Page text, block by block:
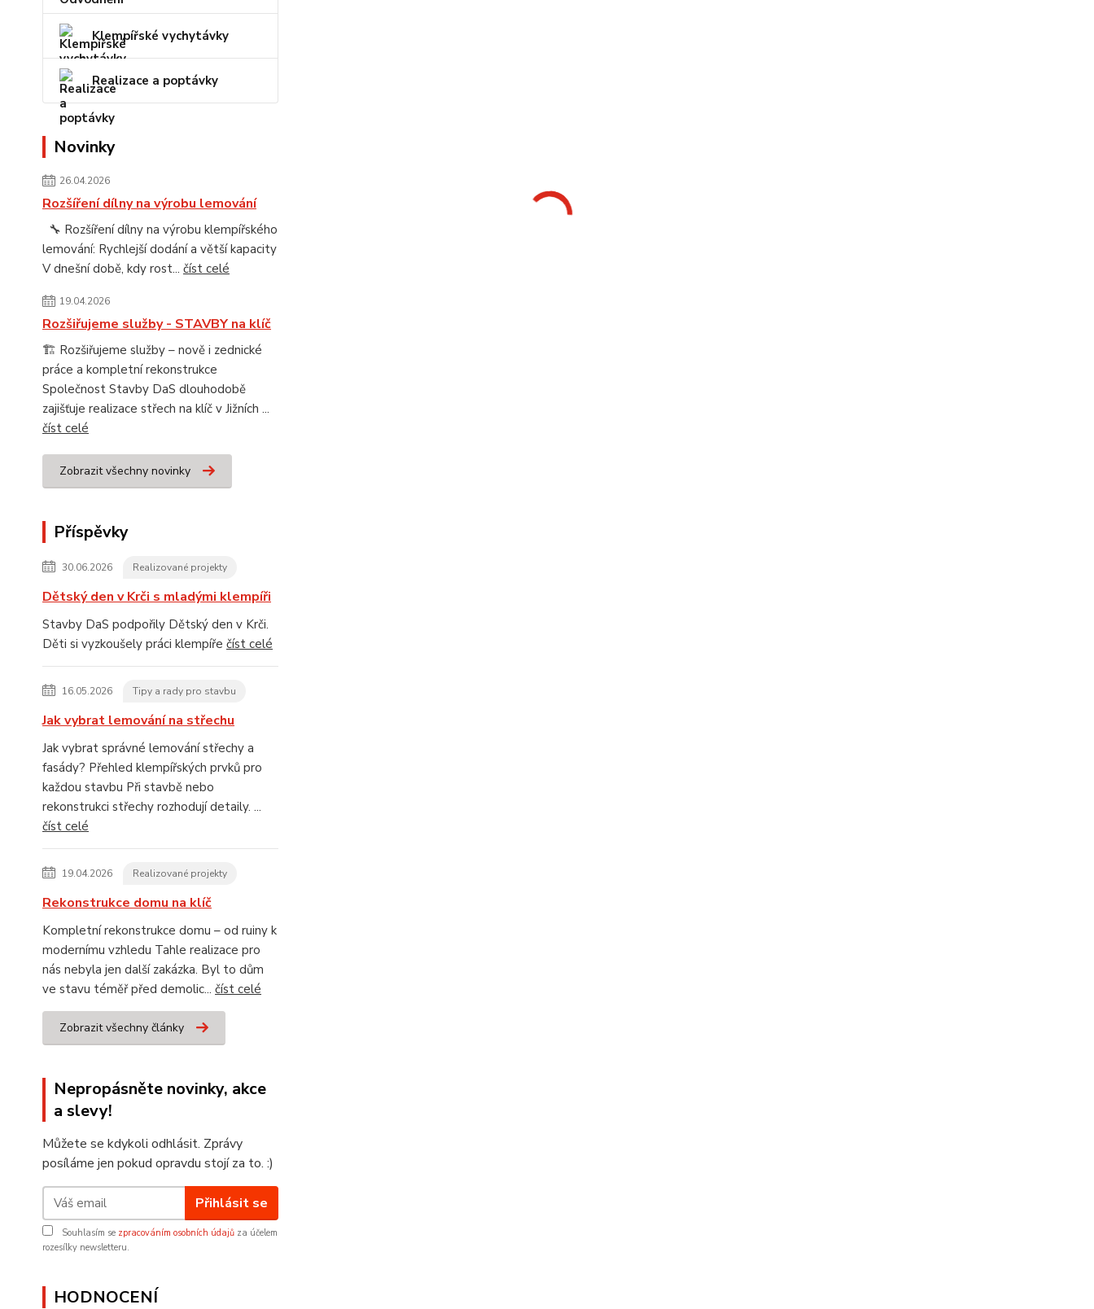
Klempířské vychytávky
Realizace a poptávky
Novinky
26.04.2026
Rozšíření dílny na výrobu lemování
🔧 Rozšíření dílny na výrobu klempířského
lemování: Rychlejší dodání a větší kapacity
V dnešní době, kdy rost... číst celé
19.04.2026
Rozšiřujeme služby - STAVBY na klíč
🏗️ Rozšiřujeme služby – nově i zednické
práce a kompletní rekonstrukce
Společnost Stavby DaS dlouhodobě
zajišťuje realizace střech na klíč v Jižních ...
číst celé
Zobrazit všechny novinky
Příspěvky
30.06.2026 Realizované projekty
Dětský den v Krči s mladými klempíři
Stavby DaS podpořily Dětský den v Krči.
Děti si vyzkoušely práci klempíře číst celé
16.05.2026 Tipy a rady pro stavbu
Jak vybrat lemování na střechu
Jak vybrat správné lemování střechy a
fasády? Přehled klempířských prvků pro
každou stavbu Při stavbě nebo
rekonstrukci střechy rozhodují detaily. ...
číst celé
19.04.2026 Realizované projekty
Rekonstrukce domu na klíč
Kompletní rekonstrukce domu – od ruiny k
modernímu vzhledu Tahle realizace pro
nás nebyla jen další zakázka. Byl to dům
ve stavu téměř před demolic... číst celé
Zobrazit všechny články
Nepropásněte novinky, akce
a slevy!
Můžete se kdykoli odhlásit. Zprávy
posíláme jen pokud opravdu stojí za to. :)
Přihlásit se
Souhlasím se zpracováním osobních údajů za účelem
rozesílky newsletteru.
HODNOCENÍ